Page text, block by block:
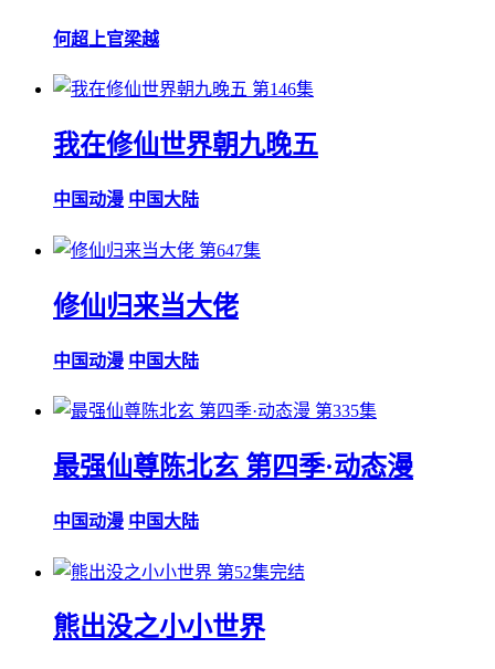
何超 上官梁越
第146集
我在修仙世界朝九晚五
中国动漫 中国大陆
第647集
修仙归来当大佬
中国动漫 中国大陆
第335集
最强仙尊陈北玄 第四季·动态漫
中国动漫 中国大陆
第52集完结
熊出没之小小世界